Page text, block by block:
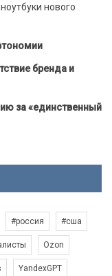
нового
бренда и
за «единственный
#россия #сша
Ozon
YandexGPT